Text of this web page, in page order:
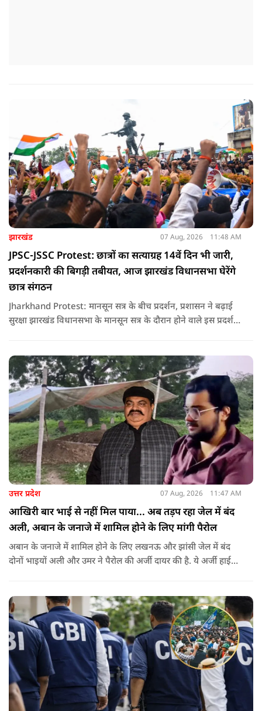
झारखंड 07 Aug, 2026 11:48 AM
JPSC-JSSC Protest: छात्रों का सत्याग्रह 14वें दिन भी जारी,
प्रदर्शनकारी की बिगड़ी तबीयत, आज झारखंड विधानसभा घेरेंगे
छात्र संगठन
Jharkhand Protest: मानसून सत्र के बीच प्रदर्शन, प्रशासन ने बढ़ाई
सुरक्षा झारखंड विधानसभा के मानसून सत्र के दौरान होने वाले इस प्रदर्शन
जनाधिकार महासभा के आह्वान पर आयोजित किया जा रहा है.
उत्तर प्रदेश 07 Aug, 2026 11:47 AM
आखिरी बार भाई से नहीं मिल पाया... अब तड़प रहा जेल में बंद
अली, अबान के जनाजे में शामिल होने के लिए मांगी पैरोल
अबान के जनाजे में शामिल होने के लिए लखनऊ और झांसी जेल में बंद
दोनों भाइयों अली और उमर ने पैरोल की अर्जी दायर की है. ये अर्जी हाई